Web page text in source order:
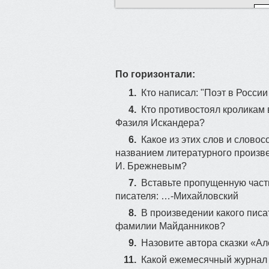
11
По горизонтали:
1. Кто написал: "Поэт в
4. Кто противостоял
Фазиля Искандера?
6. Какое из этих слов и
названием литературного
И. Брежневым?
7. Вставьте пропущенную
писателя: …-Михайловский
8. В произведении какого
фамилии Майданников?
9. Назовите автора сказки
11. Какой ежемесячный журнал